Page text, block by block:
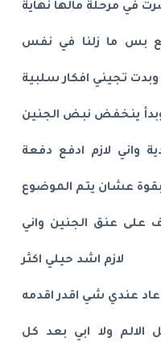
مرحلة مالها نهاية
بس ما زلنا في نفس
تجيني افكار سلبية
وبدأ ينخفض نبض الجنين
واني لازم ادفع دفعة
عشان يتم الموضوع
على عنق الجنين واني
لازم اشد حيلي اكثر
عندي شي اقدر اقدمه
الالم ولا ابي بعد كل